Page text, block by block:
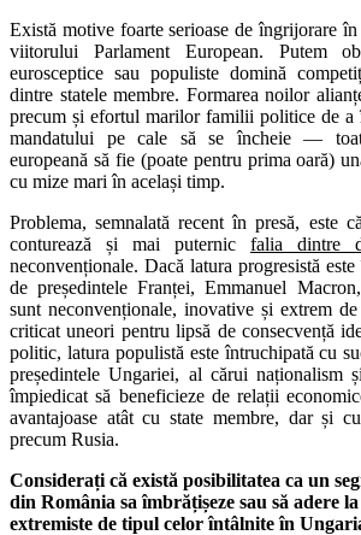
Există motive foarte serioase de îngrijorare
viitorului Parlament European. Putem
eurosceptice sau populiste domină
dintre statele membre. Formarea noilor
precum și efortul marilor familii politice de a
mandatului pe cale să se încheie —
europeană să fie (poate pentru prima oară)
cu mize mari în același timp.
Problema, semnalată recent în presă, este
conturează și mai puternic falia dintre
neconvenționale. Dacă latura progresistă
de președintele Franței, Emmanuel
sunt neconvenționale, inovative și extrem
criticat uneori pentru lipsă de consecvență
politic, latura populistă este întruchipată cu
președintele Ungariei, al cărui naționalism
împiedicat să beneficieze de relații
avantajoase atât cu state membre, dar și
precum Rusia.
Considerați că există posibilitatea ca un
din România sa îmbrățișeze sau să adere
extremiste de tipul celor întâlnite în